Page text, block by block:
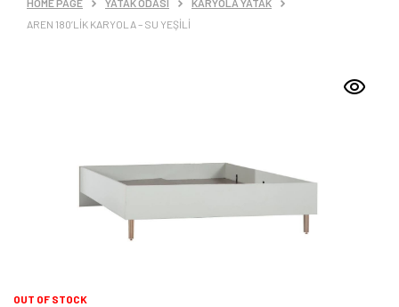
AREN 180’LIK KARYOLA – SU YEŞILI
OUT OF STOCK